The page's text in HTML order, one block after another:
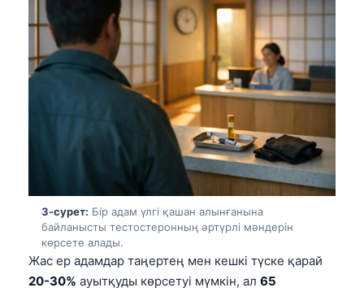
3-сурет: Бір адам үлгі қашан алынғанына
байланысты тестостеронның әртүрлі мәндерін
көрсете алады.
Жас ер адамдар таңертең мен кешкі түске қарай
20-30% ауытқуды көрсетуі мүмкін, ал 65